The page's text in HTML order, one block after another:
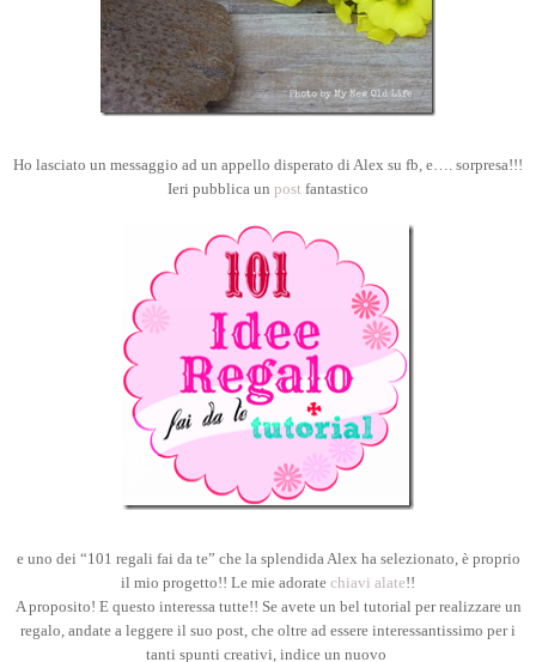
Ho lasciato un messaggio ad un appello disperato di Alex su fb, e…. sorpresa!!!
Ieri pubblica un post fantastico
e uno dei “101 regali fai da te” che la splendida Alex ha selezionato, è proprio
il mio progetto!! Le mie adorate chiavi alate!!
A proposito! E questo interessa tutte!! Se avete un bel tutorial per realizzare un
regalo, andate a leggere il suo post, che oltre ad essere interessantissimo per i
tanti spunti creativi, indice un nuovo